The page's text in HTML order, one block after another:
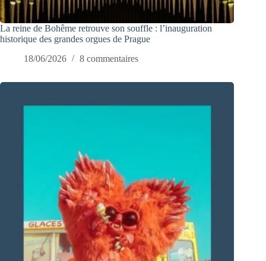
La reine de Bohême retrouve son souffle : l’inauguration
historique des grandes orgues de Prague
18/06/2026
8 commentaires